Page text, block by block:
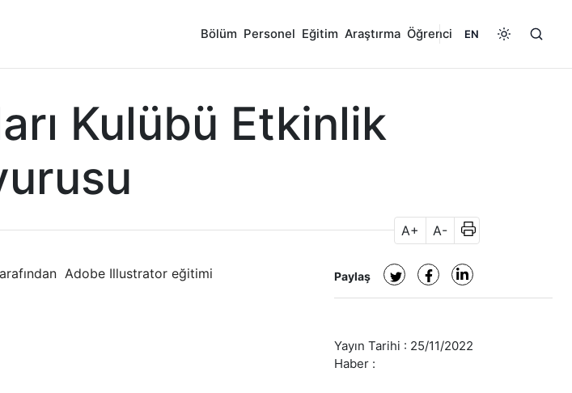
Bölüm Personel Eğitim Araştırma Öğrenci EN
Kulübü Etkinlik
A+ A-
Adobe Illustrator eğitimi
Paylaş
Yayın Tarihi : 25/11/2022
Haber :